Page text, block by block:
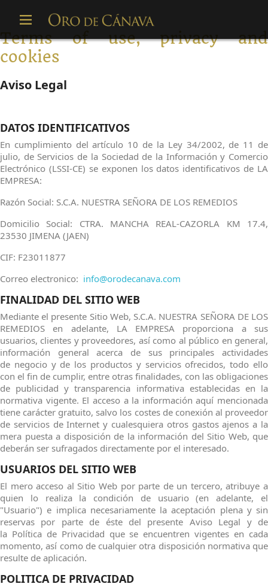
content
Terms of use, privacy and
cookies
Aviso Legal
DATOS IDENTIFICATIVOS
En cumplimiento del artículo 10 de la Ley 34/2002, de 11 de
julio, de Servicios de la Sociedad de la Información y Comercio
Electrónico (LSSI-CE) se exponen los datos identificativos de LA
EMPRESA:
Razón Social: S.C.A. NUESTRA SEÑORA DE LOS REMEDIOS
Domicilio Social: CTRA. MANCHA REAL-CAZORLA KM 17.4,
23530 JIMENA (JAEN)
CIF: F23011877
Correo electronico: info@orodecanava.com
FINALIDAD DEL SITIO WEB
Mediante el presente Sitio Web, S.C.A. NUESTRA SEÑORA DE LOS
REMEDIOS en adelante, LA EMPRESA proporciona a sus
usuarios, clientes y proveedores, así como al público en general,
información general acerca de sus principales actividades
de negocio y de los productos y servicios ofrecidos, todo ello
con el fin de cumplir, entre otras finalidades, con las obligaciones
de publicidad y transparencia informativa establecidas en la
normativa vigente. El acceso a la información aquí mencionada
tiene carácter gratuito, salvo los costes de conexión al proveedor
de servicios de Internet y cualesquiera otros gastos ajenos a la
mera puesta a disposición de la información del Sitio Web, que
deberán ser sufragados directamente por el interesado.
USUARIOS DEL SITIO WEB
El mero acceso al Sitio Web por parte de un tercero, atribuye a
quien lo realiza la condición de usuario (en adelante, el
"Usuario") e implica necesariamente la aceptación plena y sin
reservas por parte de éste del presente Aviso Legal y de
la Política de Privacidad que se encuentren vigentes en cada
momento, así como de cualquier otra disposición normativa que
resulte de aplicación.
POLITICA DE PRIVACIDAD